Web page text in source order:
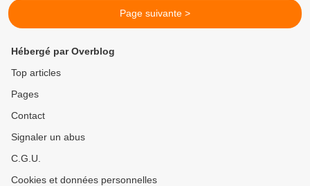
Page suivante >
Hébergé par Overblog
Top articles
Pages
Contact
Signaler un abus
C.G.U.
Cookies et données personnelles